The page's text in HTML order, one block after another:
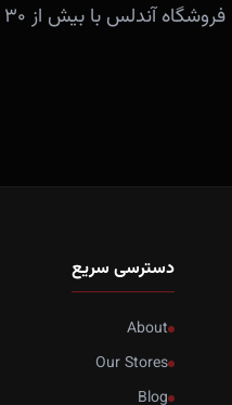
دسترسی سریع
About
Our Stores
Blog